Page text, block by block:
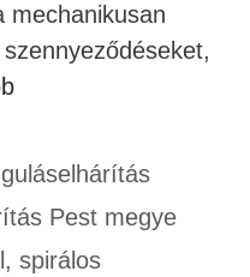
mechanikusan
Pest megye
, spirálos